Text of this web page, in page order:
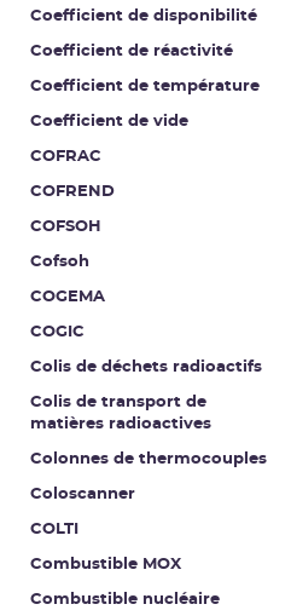
Coefficient de disponibilité
Coefficient de réactivité
Coefficient de température
Coefficient de vide
COFRAC
COFREND
COFSOH
Cofsoh
COGEMA
COGIC
Colis de déchets radioactifs
Colis de transport de
matières radioactives
Colonnes de thermocouples
Coloscanner
COLTI
Combustible MOX
Combustible nucléaire